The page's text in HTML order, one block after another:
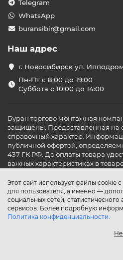
Этот сайт использует файлы cookie
для пользователя, а именно —
социальных сетей,
сервисов. Более подробную
Политика конфиденциальности.
Telegram
WhatsApp
buransibir@gmail.com
Наш адрес
г. Новосибирск ул.
Пн-Пт с 8:00 до 19:00
Суббота с 10:00 до 14:00
Буран торгово монтажная
защищены. Предоставленная на
справочный характер.
публичной офертой,
437 ГК РФ. До оплаты товара
важных характеристиках в